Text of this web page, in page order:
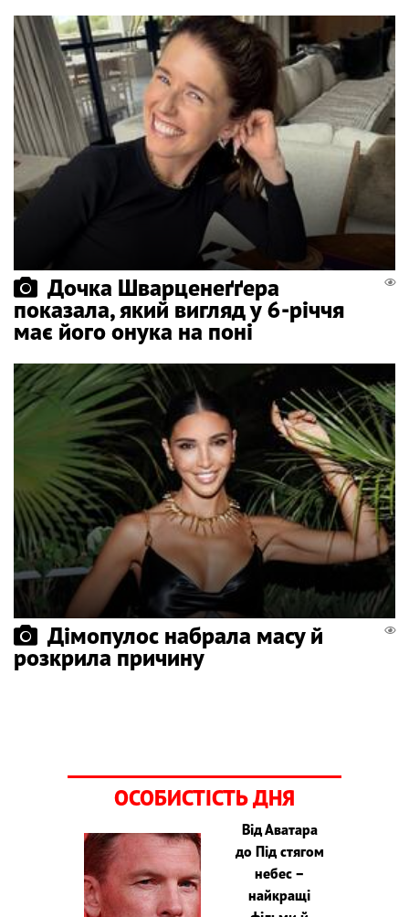
Дочка Шварценеґґера
показала, який вигляд у 6-річчя
має його онука на поні
Дімопулос набрала масу й
розкрила причину
ОСОБИСТІСТЬ ДНЯ
Від Аватара
до Під стягом
небес –
найкращі